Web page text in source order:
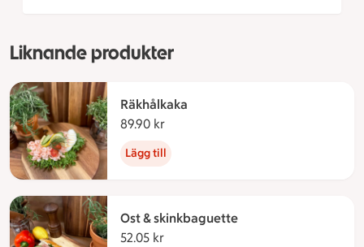
Liknande produkter
Räkhålkaka
89.90 kr
Lägg till
Ost & skinkbaguette
52.05 kr